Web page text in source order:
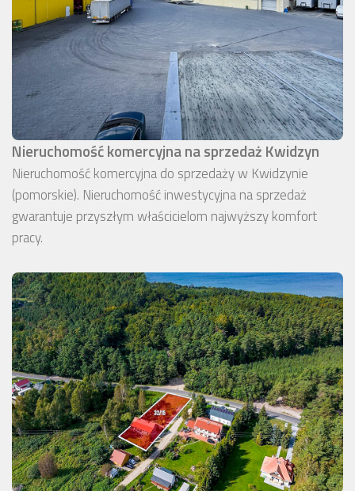
Nieruchomość komercyjna na sprzedaż Kwidzyn
Nieruchomość komercyjna do sprzedaży w Kwidzynie
(pomorskie). Nieruchomość inwestycyjna na sprzedaż
gwarantuje przyszłym właścicielom najwyższy komfort
pracy.